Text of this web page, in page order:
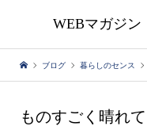
WEBマガジン
ブログ 暮らしのセンス
ものすごく晴れ